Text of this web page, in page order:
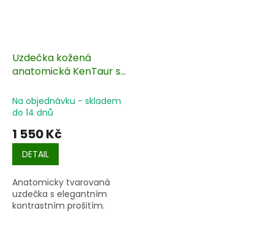
Uzdečka kožená
anatomická KenTaur s
Na objednávku - skladem
do 14 dnů
1 550 Kč
DETAIL
Anatomicky tvarovaná
uzdečka s elegantním
kontrastním prošitím.